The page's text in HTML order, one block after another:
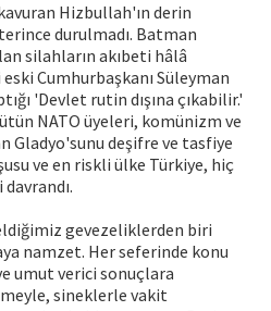
Hizbullah'ın derin
durulmadı. Batman
silahların akıbeti hâlâ
Cumhurbaşkanı Süleyman
'Devlet rutin dışına çıkabilir.'
NATO üyeleri, komünizm ve
Gladyo'sunu deşifre ve tasfiye
ve en riskli ülke Türkiye, hiç
gevezeliklerden biri
namzet. Her seferinde konu
umut verici sonuçlara
sineklerle vakit